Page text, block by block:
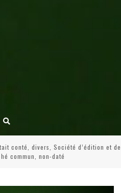
conté, divers, Société d’édition et de
commun, non-daté